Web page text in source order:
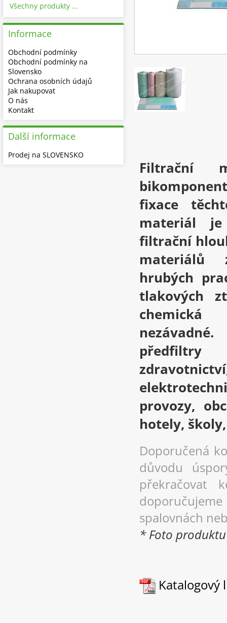
Filtrační
fixace
materiál
filtrační
materiálů
hrubých
tlakových
předfiltry
provozy,
hotely,
Doporučená
důvodu
překračovat
spalovnách
* Foto
Všechny produkty ...
Informace
Obchodní podmínky
Obchodní podmínky na
Slovensko
Ochrana osobních údajů
Jak nakupovat
O nás
Kontakt
Další informace
Prodej na SLOVENSKO